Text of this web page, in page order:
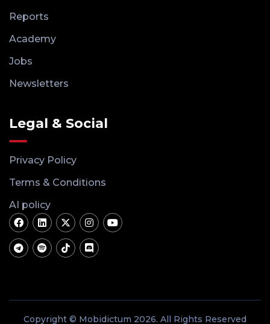
Reports
Academy
Jobs
Newsletters
Legal & Social
Privacy Policy
Terms & Conditions
AI policy
Copyright © Mobidictum 2026. All Rights Reserved